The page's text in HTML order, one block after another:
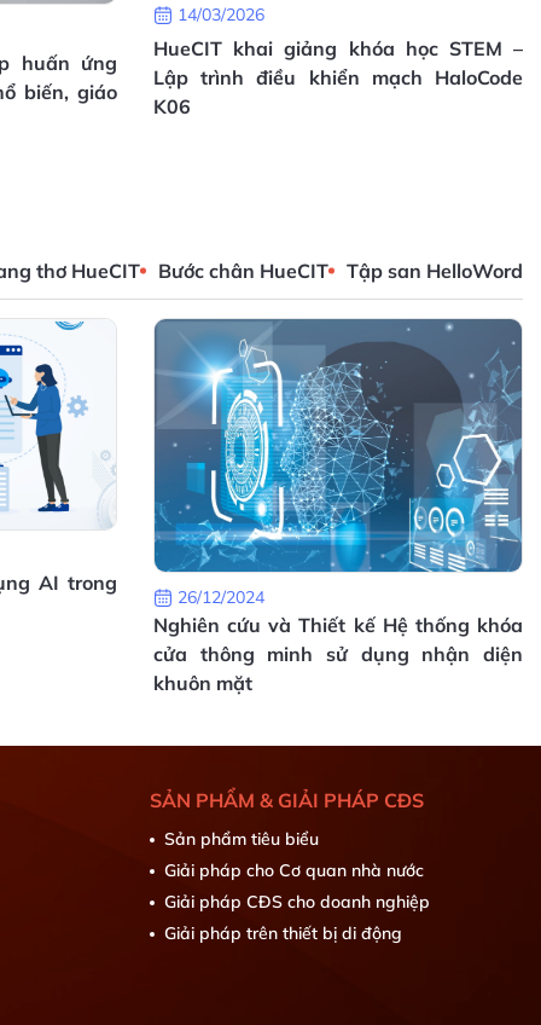
huấn ứng
biến, giáo
14/03/2026
HueCIT khai giảng khóa học STEM –
Lập trình điều khiển mạch HaloCode
K06
thơ HueCIT Bước chân HueCIT Tập san HelloWord
AI trong
26/12/2024
Nghiên cứu và Thiết kế Hệ thống khóa
cửa thông minh sử dụng nhận diện
khuôn mặt
SẢN PHẨM & GIẢI PHÁP CĐS
Sản phẩm tiêu biểu
Giải pháp cho Cơ quan nhà nước
Giải pháp CĐS cho doanh nghiệp
Giải pháp trên thiết bị di động